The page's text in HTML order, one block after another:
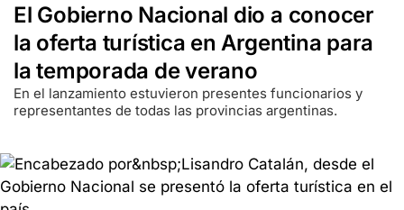
El Gobierno Nacional dio a conocer
la oferta turística en Argentina para
la temporada de verano
En el lanzamiento estuvieron presentes funcionarios y
representantes de todas las provincias argentinas.